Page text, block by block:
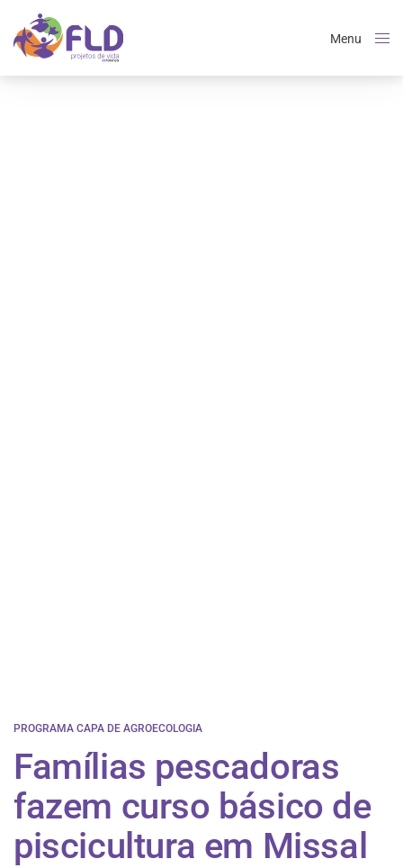
Menu
PROGRAMA CAPA DE AGROECOLOGIA
Famílias pescadoras
fazem curso básico de
piscicultura em Missal